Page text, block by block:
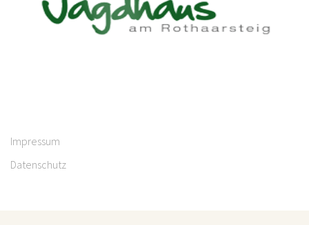
Impressum
Datenschutz